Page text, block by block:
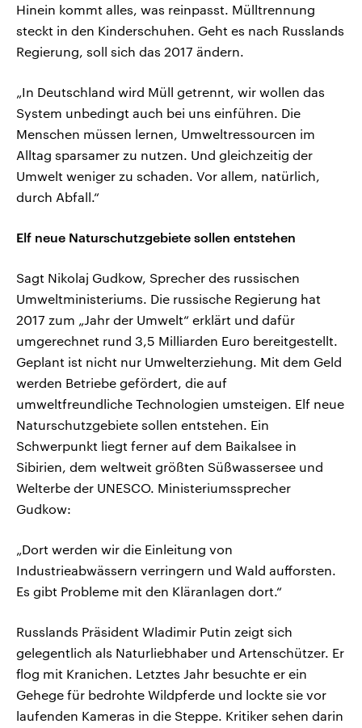
Hinein kommt alles, was reinpasst. Mülltrennung
steckt in den Kinderschuhen. Geht es nach Russlands
Regierung, soll sich das 2017 ändern.
„In Deutschland wird Müll getrennt, wir wollen das
System unbedingt auch bei uns einführen. Die
Menschen müssen lernen, Umweltressourcen im
Alltag sparsamer zu nutzen. Und gleichzeitig der
Umwelt weniger zu schaden. Vor allem, natürlich,
durch Abfall.“
Elf neue Naturschutzgebiete sollen entstehen
Sagt Nikolaj Gudkow, Sprecher des russischen
Umweltministeriums. Die russische Regierung hat
2017 zum „Jahr der Umwelt“ erklärt und dafür
umgerechnet rund 3,5 Milliarden Euro bereitgestellt.
Geplant ist nicht nur Umwelterziehung. Mit dem Geld
werden Betriebe gefördert, die auf
umweltfreundliche Technologien umsteigen. Elf neue
Naturschutzgebiete sollen entstehen. Ein
Schwerpunkt liegt ferner auf dem Baikalsee in
Sibirien, dem weltweit größten Süßwassersee und
Welterbe der UNESCO. Ministeriumssprecher
Gudkow:
„Dort werden wir die Einleitung von
Industrieabwässern verringern und Wald aufforsten.
Es gibt Probleme mit den Kläranlagen dort.“
Russlands Präsident Wladimir Putin zeigt sich
gelegentlich als Naturliebhaber und Artenschützer. Er
flog mit Kranichen. Letztes Jahr besuchte er ein
Gehege für bedrohte Wildpferde und lockte sie vor
laufenden Kameras in die Steppe. Kritiker sehen darin